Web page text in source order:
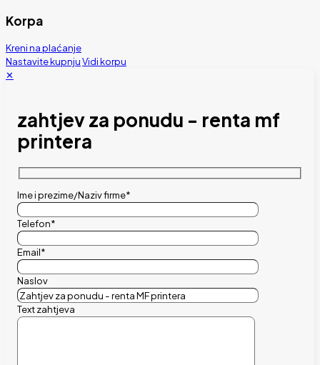
Korpa
Kreni na plaćanje
Nastavite kupnjuVidi korpu
✕
zahtjev za ponudu - renta mf
printera
Ime i prezime/Naziv firme*
Telefon*
Email*
Naslov
Text zahtjeva